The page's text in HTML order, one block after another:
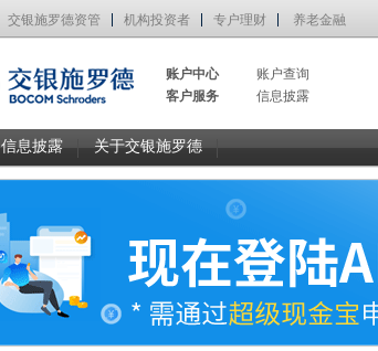
交银施罗德资管 机构投资者 专户理财 养老金融
账户中心
账户查询
客户服务
信息披露
信息披露 关于交银施罗德